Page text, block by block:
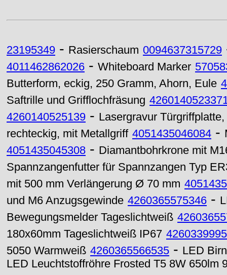
23195349 - Rasierschaum 0094637315729
4011462862026 - Whiteboard Marker
Butterform, eckig, 250 Gramm, Ahorn, Eule
Saftrille und Grifflochfräsung
4260140525139 - Lasergravur
rechteckig, mit Metallgriff 4051435046084 -
4051435045308 - Diamantbohrkrone mit
Spannzangenfutter für Spannzangen Typ
mit 500 mm Verlängerung Ø 70 mm
und M6 Anzugsgewinde 4260365575346 -
Bewegungsmelder Tageslichtweiß
180x60mm Tageslichtweiß IP67
5050 Warmweiß 4260365566535 - LED
LED Leuchtstoffröhre Frosted T5 8W 650lm